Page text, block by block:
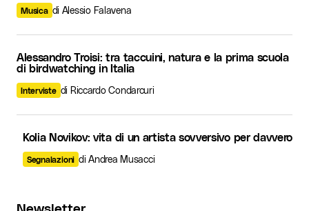
Musica di Alessio Falavena
Alessandro Troisi: tra taccuini, natura e la prima scuola
di birdwatching in Italia
Interviste di Riccardo Condarcuri
Kolia Novikov: vita di un artista sovversivo per davvero
Segnalazioni di Andrea Musacci